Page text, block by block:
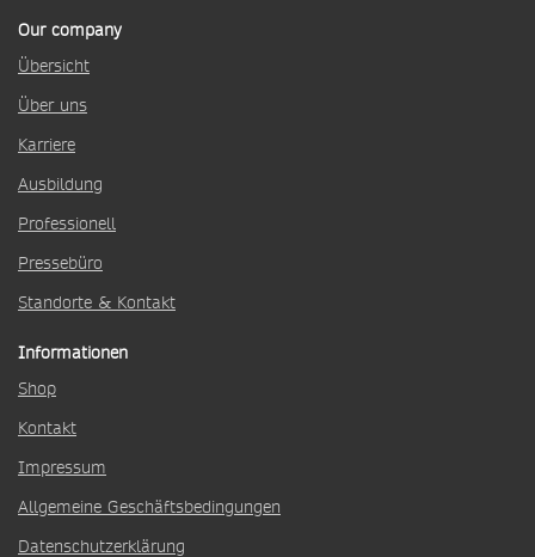
Our company
Übersicht
Über uns
Karriere
Ausbildung
Professionell
Pressebüro
Standorte & Kontakt
Informationen
Shop
Kontakt
Impressum
Allgemeine Geschäftsbedingungen
Datenschutzerklärung